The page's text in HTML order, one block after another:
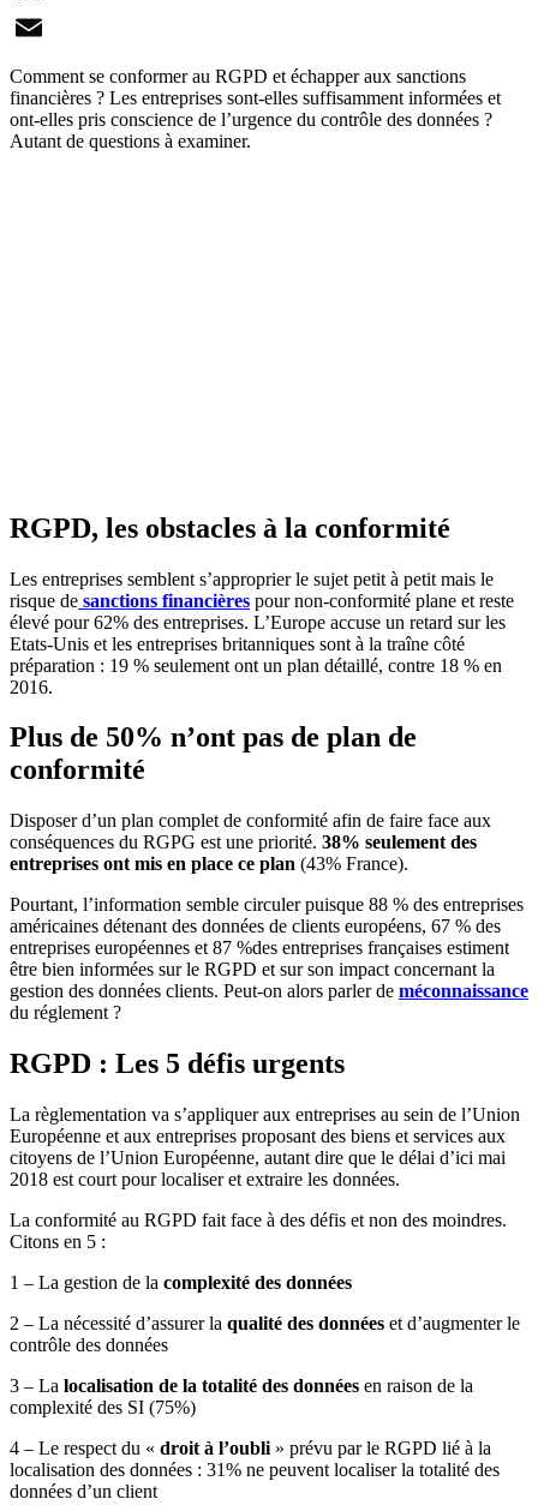
X
Email
Comment se conformer au RGPD et échapper aux sanctions
financières ? Les entreprises sont-elles suffisamment informées et
ont-elles pris conscience de l’urgence du contrôle des données ?
Autant de questions à examiner.
RGPD, les obstacles à la conformité
Les entreprises semblent s’approprier le sujet petit à petit mais le
risque de sanctions financières pour non-conformité plane et reste
élevé pour 62% des entreprises. L’Europe accuse un retard sur les
Etats-Unis et les entreprises britanniques sont à la traîne côté
préparation : 19 % seulement ont un plan détaillé, contre 18 % en
2016.
Plus de 50% n’ont pas de plan de
conformité
Disposer d’un plan complet de conformité afin de faire face aux
conséquences du RGPG est une priorité. 38% seulement des
entreprises ont mis en place ce plan (43% France).
Pourtant, l’information semble circuler puisque 88 % des entreprises
américaines détenant des données de clients européens, 67 % des
entreprises européennes et 87 %des entreprises françaises estiment
être bien informées sur le RGPD et sur son impact concernant la
gestion des données clients. Peut-on alors parler de méconnaissance
du réglement ?
RGPD : Les 5 défis urgents
La règlementation va s’appliquer aux entreprises au sein de l’Union
Européenne et aux entreprises proposant des biens et services aux
citoyens de l’Union Européenne, autant dire que le délai d’ici mai
2018 est court pour localiser et extraire les données.
La conformité au RGPD fait face à des défis et non des moindres.
Citons en 5 :
1 – La gestion de la complexité des données
2 – La nécessité d’assurer la qualité des données et d’augmenter le
contrôle des données
3 – La localisation de la totalité des données en raison de la
complexité des SI (75%)
4 – Le respect du « droit à l’oubli » prévu par le RGPD lié à la
localisation des données : 31% ne peuvent localiser la totalité des
données d’un client